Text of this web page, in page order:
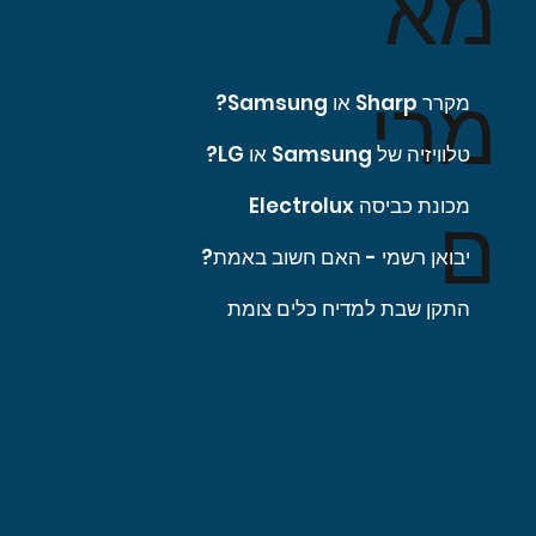
מרי
ם
מקרר Sharp או Samsung?
טלוויזיה של Samsung או LG?
מכונת כביסה Electrolux
יבואן רשמי - האם חשוב באמת?
התקן שבת למדיח כלים צומת